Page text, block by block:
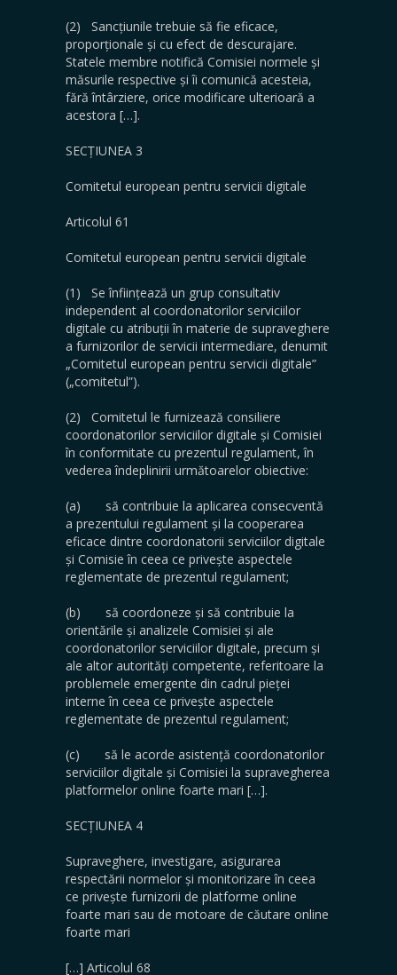
(2) Sancțiunile trebuie să fie eficace,
proporționale și cu efect de descurajare.
Statele membre notifică Comisiei normele și
măsurile respective și îi comunică acesteia,
fără întârziere, orice modificare ulterioară a
acestora […].
SECȚIUNEA 3
Comitetul european pentru servicii digitale
Articolul 61
Comitetul european pentru servicii digitale
(1) Se înființează un grup consultativ
independent al coordonatorilor serviciilor
digitale cu atribuții în materie de supraveghere
a furnizorilor de servicii intermediare, denumit
„Comitetul european pentru servicii digitale”
(„comitetul”).
(2) Comitetul le furnizează consiliere
coordonatorilor serviciilor digitale și Comisiei
în conformitate cu prezentul regulament, în
vederea îndeplinirii următoarelor obiective:
(a) să contribuie la aplicarea consecventă
a prezentului regulament și la cooperarea
eficace dintre coordonatorii serviciilor digitale
și Comisie în ceea ce privește aspectele
reglementate de prezentul regulament;
(b) să coordoneze și să contribuie la
orientările și analizele Comisiei și ale
coordonatorilor serviciilor digitale, precum și
ale altor autorități competente, referitoare la
problemele emergente din cadrul pieței
interne în ceea ce privește aspectele
reglementate de prezentul regulament;
(c) să le acorde asistență coordonatorilor
serviciilor digitale și Comisiei la supravegherea
platformelor online foarte mari […].
SECȚIUNEA 4
Supraveghere, investigare, asigurarea
respectării normelor și monitorizare în ceea
ce privește furnizorii de platforme online
foarte mari sau de motoare de căutare online
foarte mari
[…] Articolul 68